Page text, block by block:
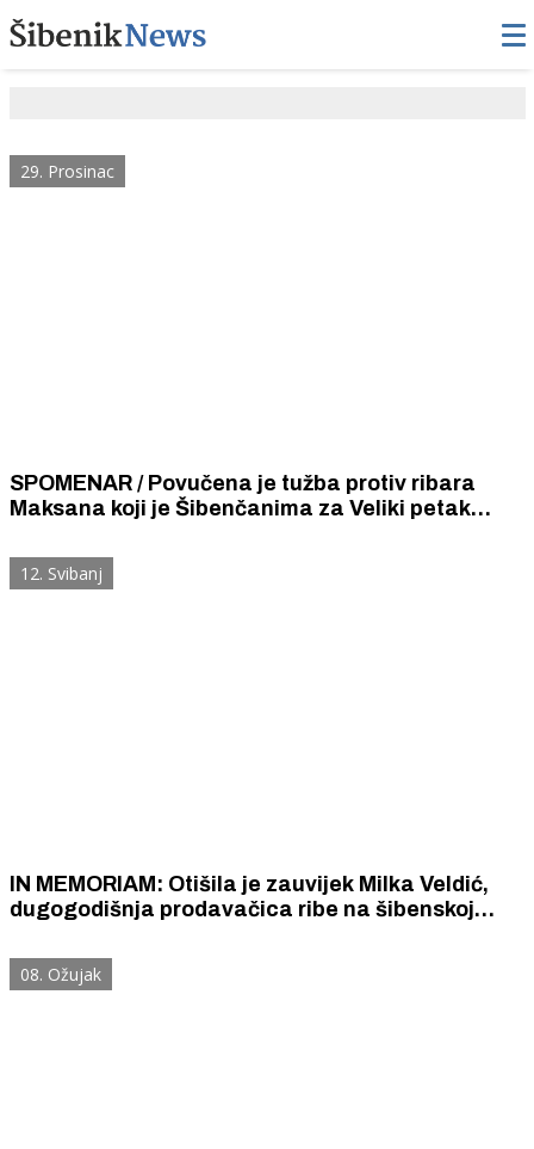
29. Prosinac
SPOMENAR / Povučena je tužba protiv ribara
Maksana koji je Šibenčanima za Veliki petak
pupa bez drača.
12. Svibanj
IN MEMORIAM: Otišila je zauvijek Milka Veldić,
dugogodišnja prodavačica ribe na šibenskoj
08. Ožujak